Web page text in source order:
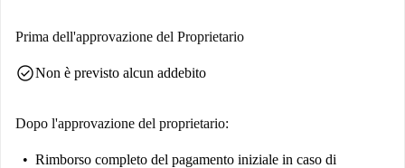
Prima dell'approvazione del Proprietario
check_circleNon è previsto alcun addebito
Dopo l'approvazione del proprietario:
Rimborso completo del pagamento iniziale in caso di